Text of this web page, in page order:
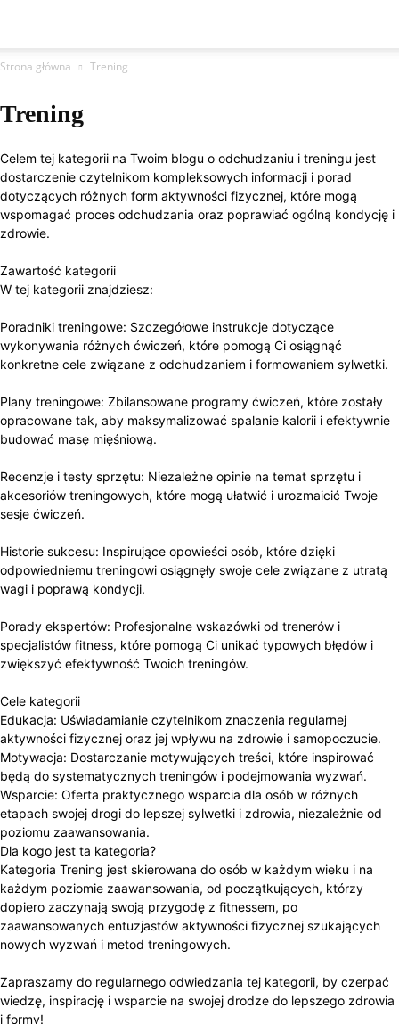
Strona główna Trening
Trening
Celem tej kategorii na Twoim blogu o odchudzaniu i treningu jest
dostarczenie czytelnikom kompleksowych informacji i porad
dotyczących różnych form aktywności fizycznej, które mogą
wspomagać proces odchudzania oraz poprawiać ogólną kondycję i
zdrowie.
Zawartość kategorii
W tej kategorii znajdziesz:
Poradniki treningowe: Szczegółowe instrukcje dotyczące
wykonywania różnych ćwiczeń, które pomogą Ci osiągnąć
konkretne cele związane z odchudzaniem i formowaniem sylwetki.
Plany treningowe: Zbilansowane programy ćwiczeń, które zostały
opracowane tak, aby maksymalizować spalanie kalorii i efektywnie
budować masę mięśniową.
Recenzje i testy sprzętu: Niezależne opinie na temat sprzętu i
akcesoriów treningowych, które mogą ułatwić i urozmaicić Twoje
sesje ćwiczeń.
Historie sukcesu: Inspirujące opowieści osób, które dzięki
odpowiedniemu treningowi osiągnęły swoje cele związane z utratą
wagi i poprawą kondycji.
Porady ekspertów: Profesjonalne wskazówki od trenerów i
specjalistów fitness, które pomogą Ci unikać typowych błędów i
zwiększyć efektywność Twoich treningów.
Cele kategorii
Edukacja: Uświadamianie czytelnikom znaczenia regularnej
aktywności fizycznej oraz jej wpływu na zdrowie i samopoczucie.
Motywacja: Dostarczanie motywujących treści, które inspirować
będą do systematycznych treningów i podejmowania wyzwań.
Wsparcie: Oferta praktycznego wsparcia dla osób w różnych
etapach swojej drogi do lepszej sylwetki i zdrowia, niezależnie od
poziomu zaawansowania.
Dla kogo jest ta kategoria?
Kategoria Trening jest skierowana do osób w każdym wieku i na
każdym poziomie zaawansowania, od początkujących, którzy
dopiero zaczynają swoją przygodę z fitnessem, po
zaawansowanych entuzjastów aktywności fizycznej szukających
nowych wyzwań i metod treningowych.
Zapraszamy do regularnego odwiedzania tej kategorii, by czerpać
wiedzę, inspirację i wsparcie na swojej drodze do lepszego zdrowia
i formy!